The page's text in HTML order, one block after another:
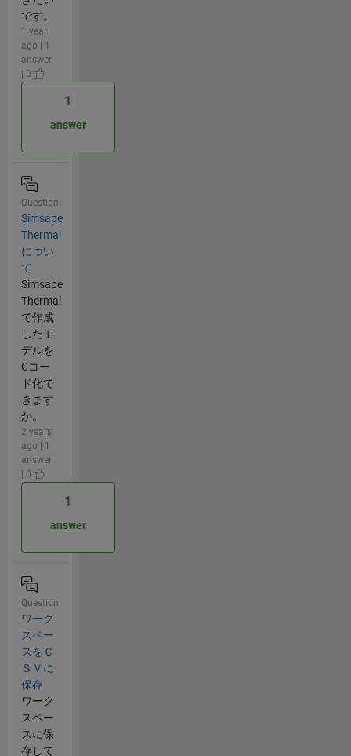
です。
1 year
ago | 1
answer
| 0
1
answer
Question
Simsape
Thermal
につい
て
Simsape
Thermal
で作成
したモ
デルを
Cコー
ド化で
きます
か。
2 years
ago | 1
answer
| 0
1
answer
Question
ワーク
スペー
スをＣ
ＳＶに
保存
ワーク
スペー
スに保
存して